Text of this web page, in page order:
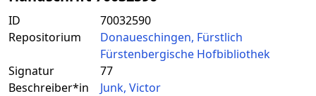
ID
70032590
Repositorium
Donaueschingen, Fürstlich
Fürstenbergische Hofbibliothek
Signatur
77
Beschreiber*in
Junk, Victor